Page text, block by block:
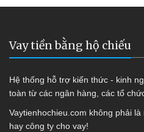
Vay tiền bằng hộ chiếu
Hệ thống hỗ trợ kiến thức - kinh
toàn từ các ngân hàng, các tổ
Vaytienhochieu.com không phải
hay công ty cho vay!